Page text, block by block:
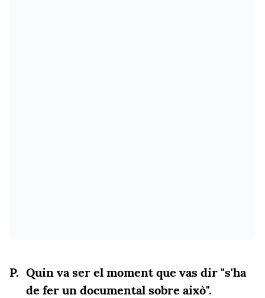
Quin va ser el moment que vas dir "s'ha
de fer un documental sobre això".